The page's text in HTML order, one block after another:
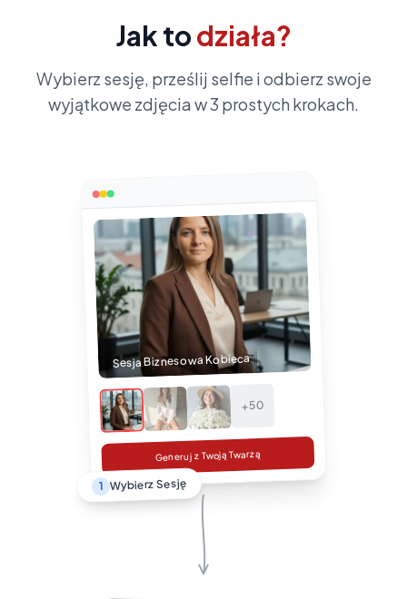
Jak todziała?
Wybierz sesję, prześlij selfie i odbierz swoje
wyjątkowe zdjęcia w 3 prostych krokach.
Sesja Biznesowa Kobieca
+50
Generuj z Twoją Twarzą
1 Wybierz Sesję